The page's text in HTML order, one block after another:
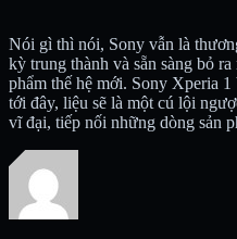
Nói gì thì nói, Sony vẫn là
kỳ trung thành và sẵn sàng bỏ
phẩm thế hệ mới. Sony Xperia
tới đây, liệu sẽ là một cú lội
vĩ đại, tiếp nối những dòng sản